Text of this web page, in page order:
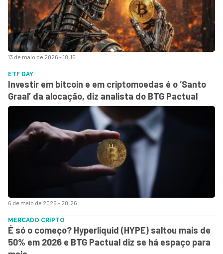
13 de maio de 2026 - 18:15
6 de maio de 2026 - 20:26
ETF DAY
Investir em bitcoin e em criptomoedas é o ‘Santo
Graal’ da alocação, diz analista do BTG Pactual
MERCADO CRIPTO
É só o começo? Hyperliquid (HYPE) saltou mais de
50% em 2026 e BTG Pactual diz se há espaço para